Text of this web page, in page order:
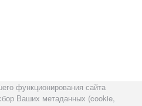
функционирования сайта
Ваших метаданных (cookie,